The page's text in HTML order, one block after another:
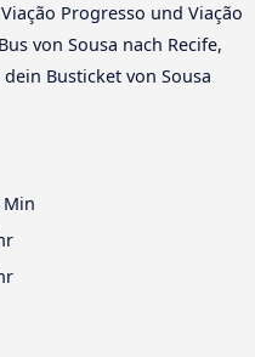
Progresso und Viação
von Sousa nach Recife,
Busticket von Sousa
Min